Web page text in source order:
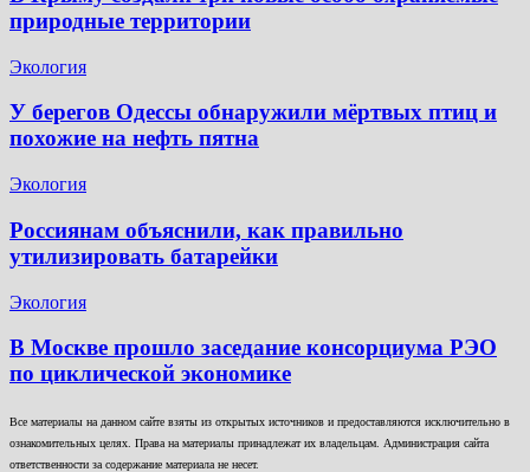
природные территории
Экология
У берегов Одессы обнаружили мёртвых птиц и
похожие на нефть пятна
Экология
Россиянам объяснили, как правильно
утилизировать батарейки
Экология
В Москве прошло заседание консорциума РЭО
по циклической экономике
Все материалы на данном сайте взяты из открытых источников и предоставляются исключительно в
ознакомительных целях. Права на материалы принадлежат их владельцам. Администрация сайта
ответственности за содержание материала не несет.